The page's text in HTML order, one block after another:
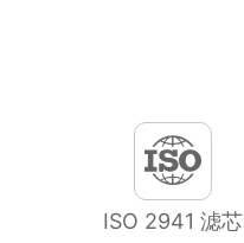
ISO 2941 滤芯